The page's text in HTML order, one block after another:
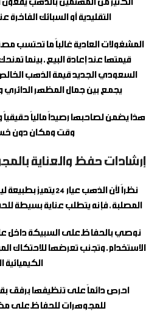
الكثير من المهتمين بالذهب
التقليدية أو السبائك
المشغولات العادية غالباً ما تحتسب
قيمتها عند إعادة البيع، بينما
السعودي الجديد
يجمع بين جمال المظهر الدائري
هذا يضمن لصاحبها رصيداً مالياً
وقت ومكان دون
إرشادات حفظ والعناية
نظراً لأن الذهب عيار
المصلبة، فإنه يتطلب عناية بسيطة
نوصي بالحفاظ على السبيكة داخل
الاستخدام، وتجنب تعرضها للاحتكاك
الكيميائية
احرص دائماً على تنظيفها
للمجوهرات للحفاظ على